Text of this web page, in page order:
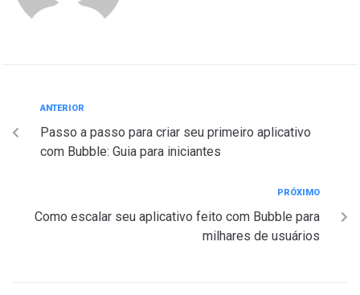
ANTERIOR
Passo a passo para criar seu primeiro aplicativo
com Bubble: Guia para iniciantes
PRÓXIMO
Como escalar seu aplicativo feito com Bubble para
milhares de usuários